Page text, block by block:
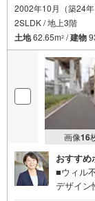
2002年10月（築24年
2SLDK / 地上3階
土地62.65m2 /建物
画像16
おすすめ
■ウィル
デザイン